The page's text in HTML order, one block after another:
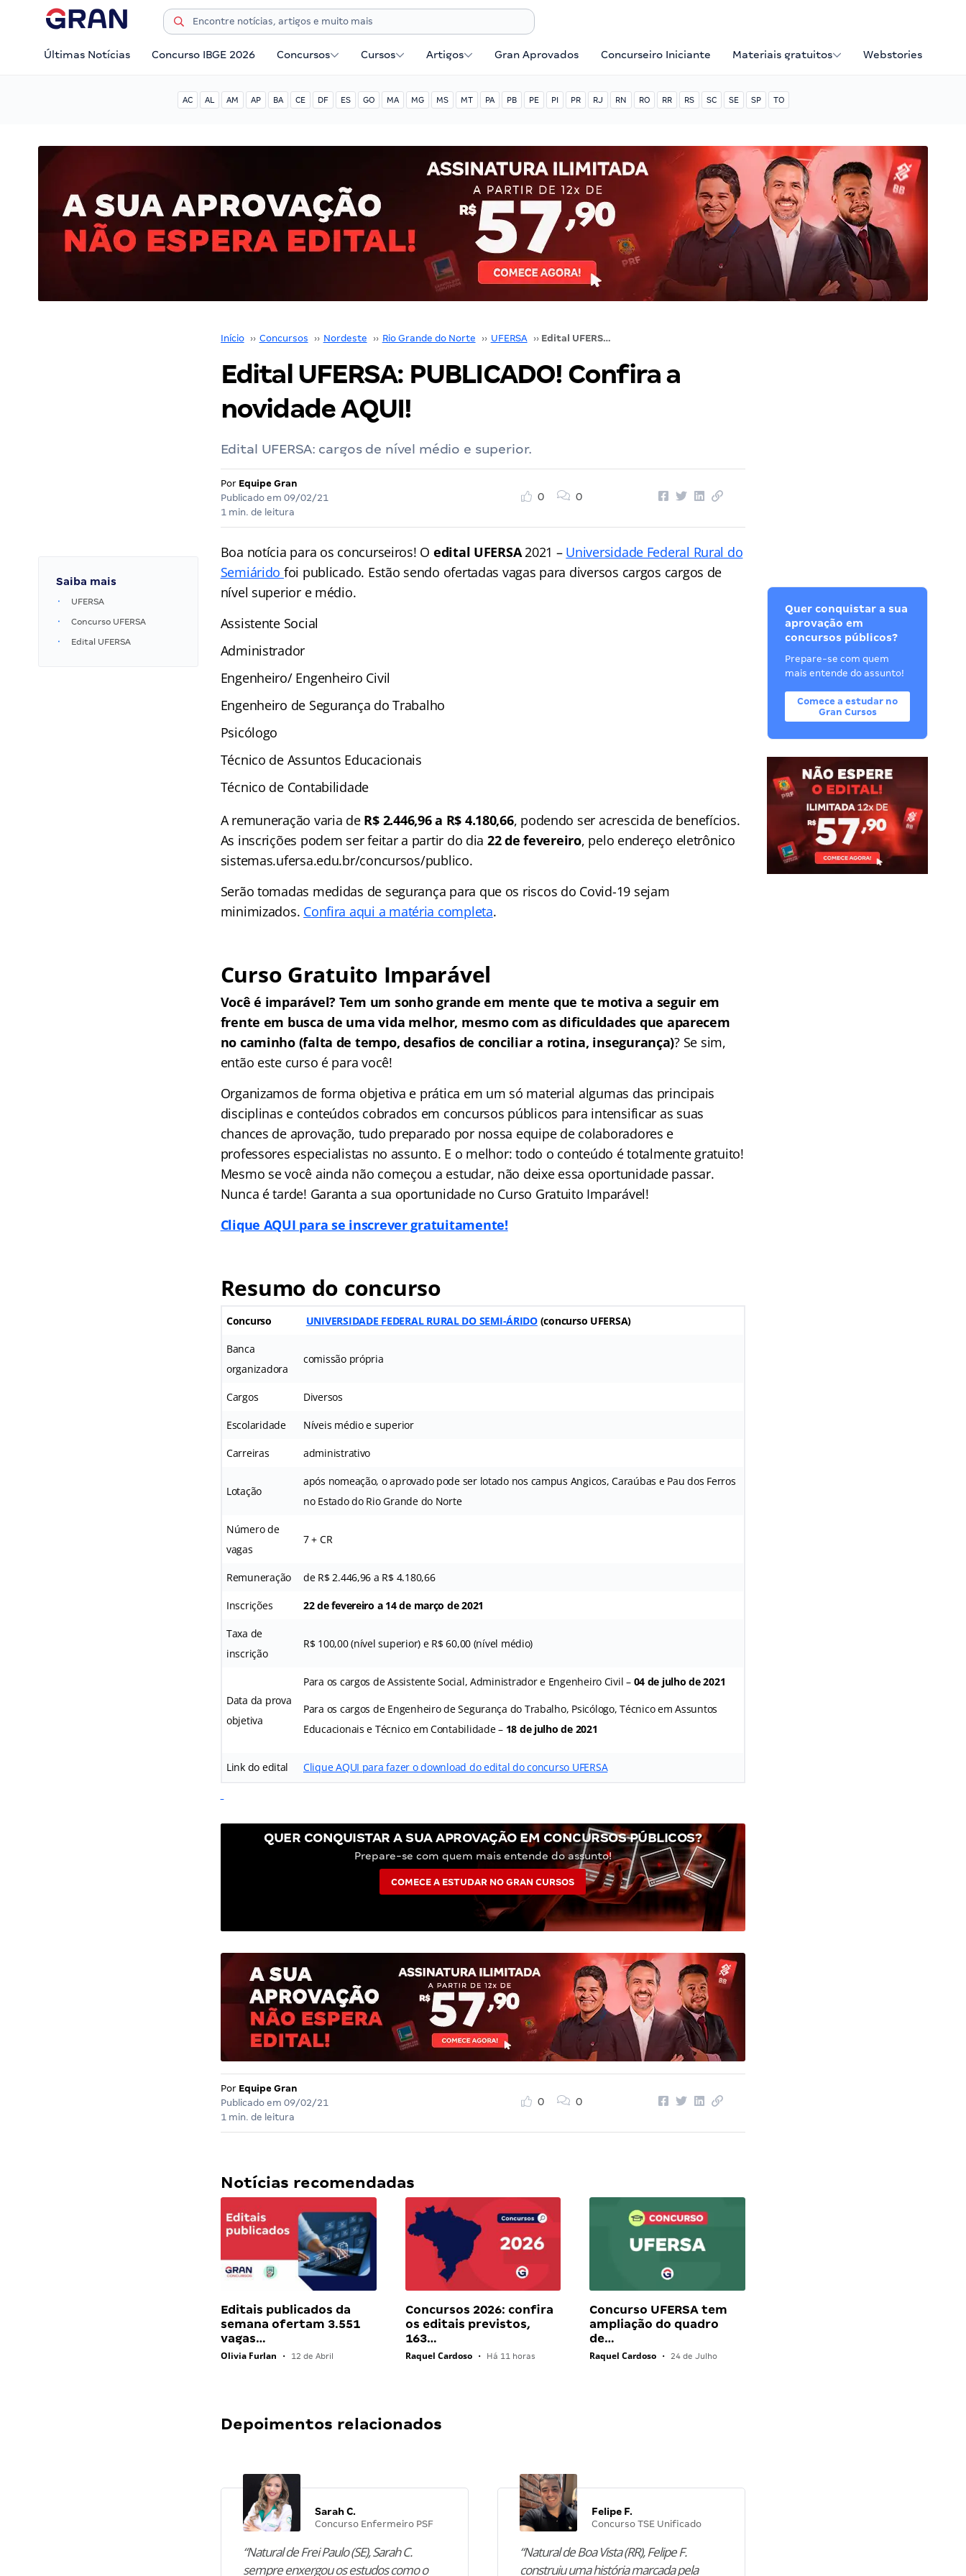
Últimas Notícias Concurso IBGE 2026 Concursos Cursos Artigos Gran Aprovados Concurseiro Iniciante Materiais gratuitos Webstories
AC AL AM AP BA CE DF ES GO MA MG MS MT PA PB PE PI PR RJ RN RO RR RS SC SE SP TO
Início ›› Concursos ›› Nordeste ›› Rio Grande do Norte ›› UFERSA ›› Edital UFERSA: PUBLICADO! Confira a novidade AQUI!
Edital UFERSA: PUBLICADO! Confira a
novidade AQUI!
Edital UFERSA: cargos de nível médio e superior.
Por Equipe Gran
Publicado em 09/02/21
1 min. de leitura
0 0
Saiba mais
UFERSA
Concurso UFERSA
Edital UFERSA
Boa notícia para os concurseiros! O edital UFERSA2021 – Universidade Federal Rural do
Semiárido foi publicado. Estão sendo ofertadas vagas para diversos cargos cargos de
nível superior e médio.
Assistente Social
Administrador
Engenheiro/ Engenheiro Civil
Engenheiro de Segurança do Trabalho
Psicólogo
Técnico de Assuntos Educacionais
Técnico de Contabilidade
A remuneração varia de R$ 2.446,96 a R$ 4.180,66, podendo ser acrescida de benefícios.
As inscrições podem ser feitar a partir do dia 22 de fevereiro, pelo endereço eletrônico
sistemas.ufersa.edu.br/concursos/publico.
Serão tomadas medidas de segurança para que os riscos do Covid-19 sejam
minimizados. Confira aqui a matéria completa.
Curso Gratuito Imparável
Você é imparável? Tem um sonho grande em mente que te motiva a seguir em
frente em busca de uma vida melhor, mesmo com as dificuldades que aparecem
no caminho (falta de tempo, desafios de conciliar a rotina, insegurança)? Se sim,
então este curso é para você!
Organizamos de forma objetiva e prática em um só material algumas das principais
disciplinas e conteúdos cobrados em concursos públicos para intensificar as suas
chances de aprovação, tudo preparado por nossa equipe de colaboradores e
professores especialistas no assunto. E o melhor: todo o conteúdo é totalmente gratuito!
Mesmo se você ainda não começou a estudar, não deixe essa oportunidade passar.
Nunca é tarde! Garanta a sua oportunidade no Curso Gratuito Imparável!
Clique AQUI para se inscrever gratuitamente!
Resumo do concurso
Concurso UNIVERSIDADE FEDERAL RURAL DO SEMI-ÁRIDO(concurso UFERSA)
Banca
organizadora
comissão própria
Cargos Diversos
Escolaridade Níveis médio e superior
Carreiras administrativo
Lotação
após nomeação, o aprovado pode ser lotado nos campus Angicos, Caraúbas e Pau dos Ferros
no Estado do Rio Grande do Norte
Número de
vagas
7 + CR
Remuneração de R$ 2.446,96 a R$ 4.180,66
Inscrições 22 de fevereiro a 14 de março de 2021
Taxa de
inscrição
R$ 100,00 (nível superior) e R$ 60,00 (nível médio)
Data da prova
objetiva
Para os cargos de Assistente Social, Administrador e Engenheiro Civil – 04 de julho de 2021
Para os cargos de Engenheiro de Segurança do Trabalho, Psicólogo, Técnico em Assuntos
Educacionais e Técnico em Contabilidade – 18 de julho de 2021
Link do edital Clique AQUI para fazer o download do edital do concurso UFERSA
QUER CONQUISTAR A SUA APROVAÇÃO EM CONCURSOS PÚBLICOS?
Prepare-se com quem mais entende do assunto!
COMECE A ESTUDAR NO GRAN CURSOS
Por Equipe Gran
Publicado em 09/02/21
1 min. de leitura
0 0
Notícias recomendadas
Editais publicados da
semana ofertam 3.551
vagas…
Olivia Furlan • 12 de Abril
Concursos 2026: confira
os editais previstos,
163…
Raquel Cardoso • Há 11 horas
Concurso UFERSA tem
ampliação do quadro
de…
Raquel Cardoso • 24 de Julho
Depoimentos relacionados
Sarah C.
Concurso Enfermeiro PSF
“Natural de Frei Paulo (SE), Sarah C.
sempre enxergou os estudos como o
Felipe F.
Concurso TSE Unificado
“Natural de Boa Vista (RR), Felipe F.
construiu uma história marcada pela
Quer conquistar a sua
aprovação em
concursos públicos?
Prepare-se com quem
mais entende do assunto!
Comece a estudar no
Gran Cursos